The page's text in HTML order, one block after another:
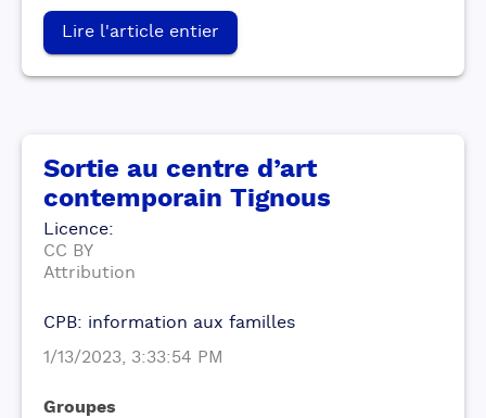
Lire l'article entier
Sortie au centre d’art
contemporain Tignous
Licence:
CC BY
Attribution
CPB: information aux familles
1/13/2023, 3:33:54 PM
Groupes